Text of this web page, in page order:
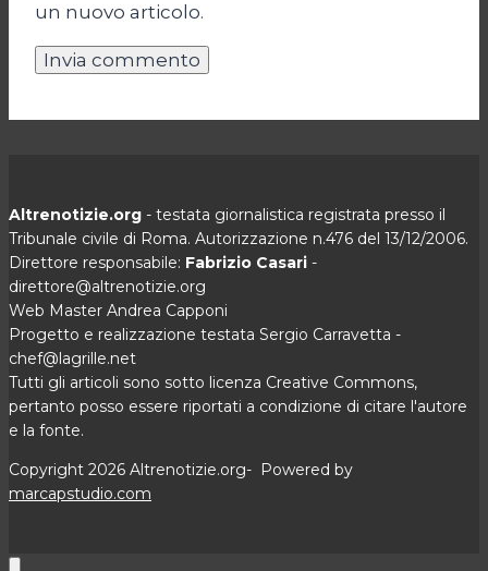
un nuovo articolo.
Altrenotizie.org - testata giornalistica registrata presso il
Tribunale civile di Roma. Autorizzazione n.476 del 13/12/2006.
Direttore responsabile: Fabrizio Casari -
direttore@altrenotizie.org
Web Master Andrea Capponi
Progetto e realizzazione testata Sergio Carravetta -
chef@lagrille.net
Tutti gli articoli sono sotto licenza Creative Commons,
pertanto posso essere riportati a condizione di citare l'autore
e la fonte.
Copyright 2026 Altrenotizie.org- Powered by
marcapstudio.com